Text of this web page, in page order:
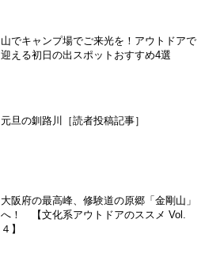
山でキャンプ場でご来光を！アウトドアで
迎える初日の出スポットおすすめ4選
元旦の釧路川［読者投稿記事］
大阪府の最高峰、修験道の原郷「金剛山」
へ！ 【文化系アウトドアのススメ Vol.
４】